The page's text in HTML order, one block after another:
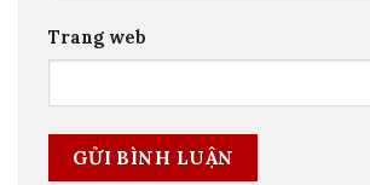
Trang web